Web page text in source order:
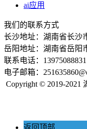
ai应用
我们的联系方式
长沙地址：湖南省长沙
岳阳地址：湖南省岳阳
联系电话：13975088831
电子邮箱：
Copyright © 2019-2021
返回顶部